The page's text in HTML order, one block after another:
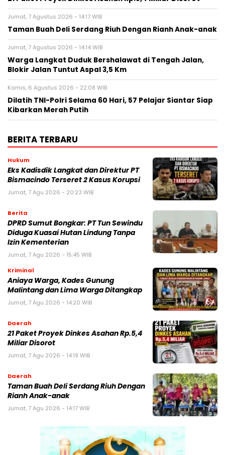
Jumat, 7 Agustus 2026 - 14:17 WIB
Taman Buah Deli Serdang Riuh Dengan Rianh Anak-anak
Jumat, 7 Agustus 2026 - 14:14 WIB
Warga Langkat Duduk Bershalawat di Tengah Jalan,
Blokir Jalan Tuntut Aspal 3,5 Km
Kamis, 6 Agustus 2026 - 22:08 WIB
Dilatih TNI-Polri Selama 60 Hari, 57 Pelajar Siantar Siap
Kibarkan Merah Putih
BERITA TERBARU
Hukum
Eks Kadisdik Langkat dan Direktur PT
Bismacindo Terseret 2 Kasus Korupsi
Jumat, 7 Agu 2026 - 20:23 WIB
Berita
DPRD Sumut Bongkar: PT Tun Sewindu
Diduga Kuasai Hutan Lindung Tanpa
Izin Kementerian
Jumat, 7 Agu 2026 - 15:45 WIB
Kriminal
Aniaya Warga, Kades Gunung
Malintang dan Lima Warga Ditangkap
Jumat, 7 Agu 2026 - 14:20 WIB
Daerah
21 Paket Proyek Dinkes Asahan Rp.5,4
Miliar Disorot
Jumat, 7 Agu 2026 - 14:19 WIB
Daerah
Taman Buah Deli Serdang Riuh Dengan
Rianh Anak-anak
Jumat, 7 Agu 2026 - 14:17 WIB